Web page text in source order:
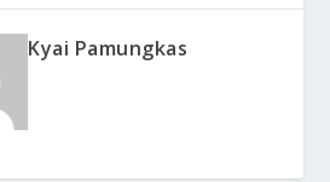
Kyai Pamungkas